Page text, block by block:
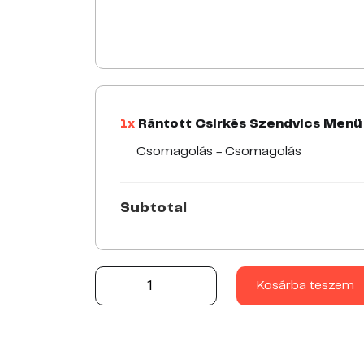
1x Rántott Csirkés Szendvics
Csomagolás - Csomagolás
Subtotal
Rántott Csirkés Szendvics Menü 490 g quantity
Kosárba teszem